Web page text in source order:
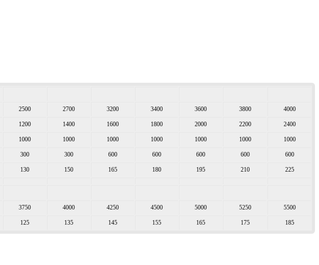
2500 2700 3200 3400 3600 3800 4000
1200 1400 1600 1800 2000 2200 2400
1000 1000 1000 1000 1000 1000 1000
300 300 600 600 600 600 600
130 150 165 180 195 210 225
3750 4000 4250 4500 5000 5250 5500
125 135 145 155 165 175 185